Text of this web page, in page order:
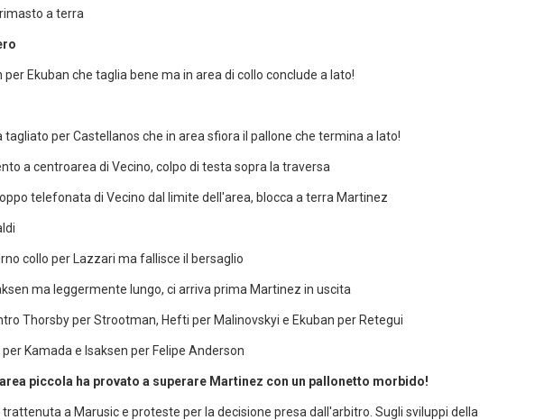
a terra
Ekuban che taglia bene ma in area di collo conclude a lato!
per Castellanos che in area sfiora il pallone che termina a lato!
a centroarea di Vecino, colpo di testa sopra la traversa
telefonata di Vecino dal limite dell'area, blocca a terra Martinez
collo per Lazzari ma fallisce il bersaglio
ma leggermente lungo, ci arriva prima Martinez in uscita
Thorsby per Strootman, Hefti per Malinovskyi e Ekuban per Retegui
Kamada e Isaksen per Felipe Anderson
piccola ha provato a superare Martinez con un pallonetto morbido!
a Marusic e proteste per la decisione presa dall'arbitro. Sugli sviluppi della